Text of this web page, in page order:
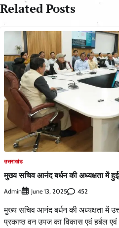
Related Posts
उत्तराखंड
मुख्य सचिव आनंद बर्धन की अध्यक्षता में
Admin June 13, 2025 452
मुख्य सचिव आनंद बर्धन की अध्यक्षता में
प्रकाष्ठ वन उपज का विकास एवं हर्बल